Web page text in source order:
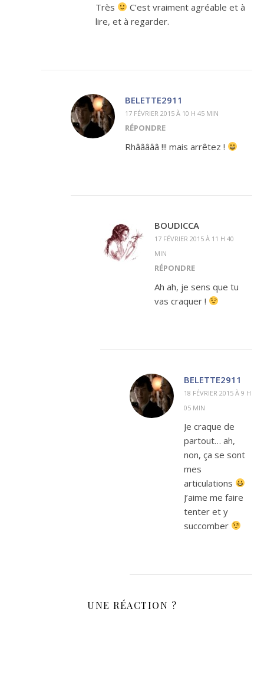
Très
C’est vraiment agréable et à
lire, et à regarder.
BELETTE2911
17 FÉVRIER 2015 À 10 H 45 MIN
RÉPONDRE
Rhâââââ !!! mais arrêtez !
BOUDICCA
17 FÉVRIER 2015 À 11 H 40
MIN
RÉPONDRE
Ah ah, je sens que tu
vas craquer !
BELETTE2911
18 FÉVRIER 2015 À 9 H
05 MIN
Je craque de
partout… ah,
non, ça se sont
mes
articulations
J’aime me faire
tenter et y
succomber
UNE RÉACTION ?